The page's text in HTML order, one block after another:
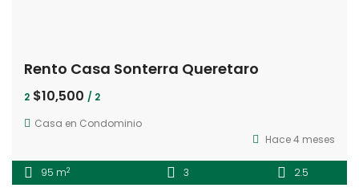
Rento Casa Sonterra Queretaro
2 $10,500 / 2
Casa en Condominio
Hace 4 meses
95 m2 3 2.5